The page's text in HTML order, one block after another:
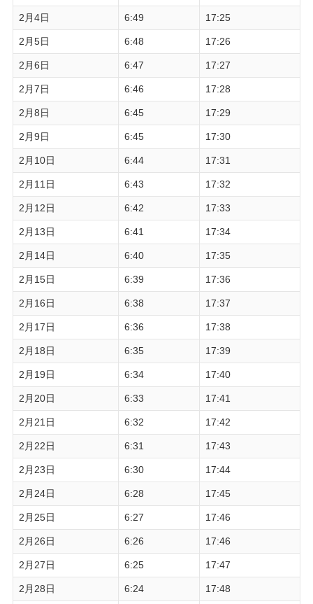
2月4日 6:49 17:25
2月5日 6:48 17:26
2月6日 6:47 17:27
2月7日 6:46 17:28
2月8日 6:45 17:29
2月9日 6:45 17:30
2月10日 6:44 17:31
2月11日 6:43 17:32
2月12日 6:42 17:33
2月13日 6:41 17:34
2月14日 6:40 17:35
2月15日 6:39 17:36
2月16日 6:38 17:37
2月17日 6:36 17:38
2月18日 6:35 17:39
2月19日 6:34 17:40
2月20日 6:33 17:41
2月21日 6:32 17:42
2月22日 6:31 17:43
2月23日 6:30 17:44
2月24日 6:28 17:45
2月25日 6:27 17:46
2月26日 6:26 17:46
2月27日 6:25 17:47
2月28日 6:24 17:48